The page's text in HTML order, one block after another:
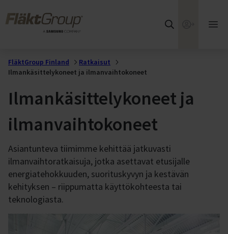
FläktGroup Finland
Ratkaisut
Ilmankäsittelykoneet ja ilmanvaihtokoneet
Ilmankäsittelykoneet ja
ilmanvaihtokoneet
Asiantunteva tiimimme kehittää jatkuvasti
ilmanvaihtoratkaisuja, jotka asettavat etusijalle
energiatehokkuuden, suorituskyvyn ja kestävän
kehityksen – riippumatta käyttökohteesta tai
teknologiasta.